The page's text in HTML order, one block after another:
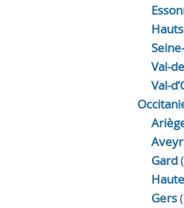
Val-
Val-
Gard
Gers